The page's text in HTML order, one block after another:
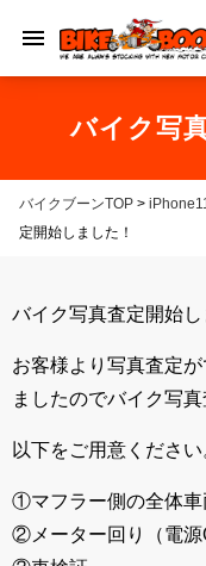
バイク写
バイクブーンTOP >
定開始しました！
バイク写真査定開始し
お客様より写真査定
ましたのでバイク写真
以下をご用意ください
①マフラー側の全体車
②メーター回り（電源